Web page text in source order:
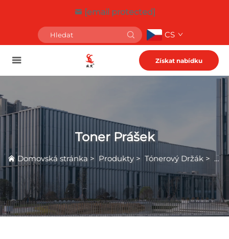
[email protected]
CS
Získat nabídku
Toner Prášek
Domovská stránka > Produkty > Tónerový Držák >